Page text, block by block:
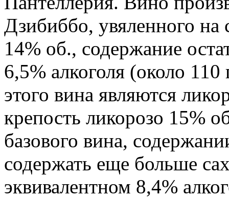
Дзибиббо, увяленного
14% об., содержание
6,5% алкоголя (около
этого вина являются
крепость ликорозо 15%
базового вина,
содержать еще больше
эквивалентном 8,4%